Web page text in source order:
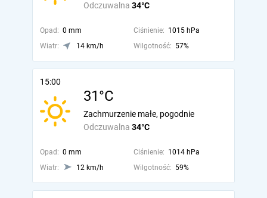
Odczuwalna 34°C
Opad: 0 mm Ciśnienie: 1015 hPa
Wiatr:
14 km/h Wilgotność: 57%
15:00
31°C
Odczuwalna 34°C
Zachmurzenie małe, pogodnie
Opad: 0 mm Ciśnienie: 1014 hPa
Wiatr:
12 km/h Wilgotność: 59%